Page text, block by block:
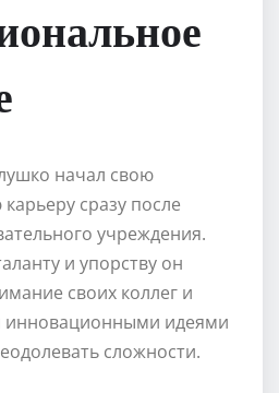
начал свою
сразу после
учреждения.
и упорству он
своих коллег и
инновационными идеями
сложности.